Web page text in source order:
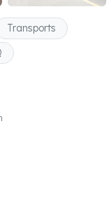
Transports